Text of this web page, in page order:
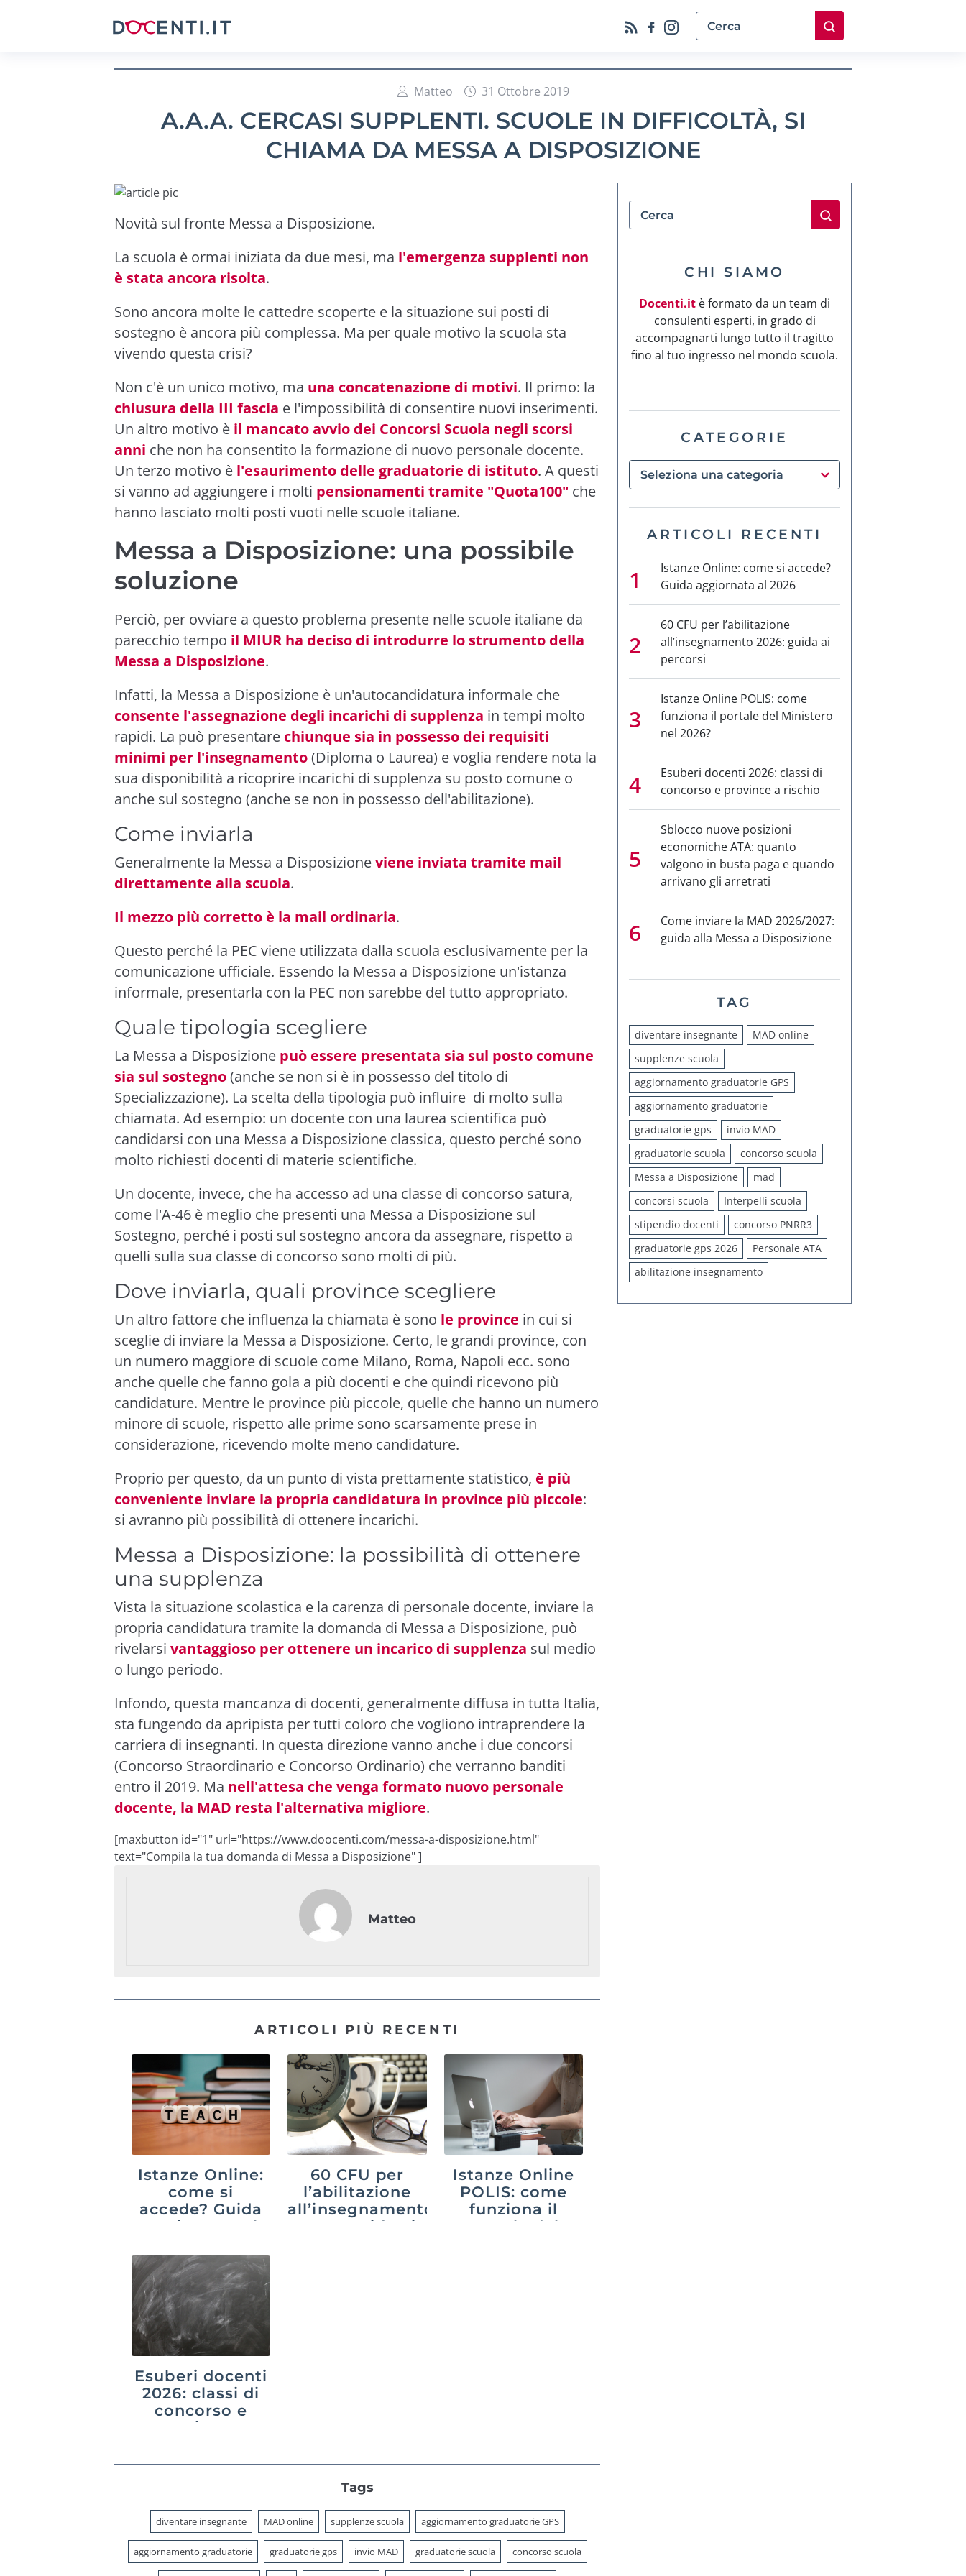
Matteo 31 Ottobre 2019
A.A.A. CERCASI SUPPLENTI. SCUOLE IN DIFFICOLTÀ, SI
CHIAMA DA MESSA A DISPOSIZIONE
Novità sul fronte Messa a Disposizione.
La scuola è ormai iniziata da due mesi, ma l'emergenza supplenti non
è stata ancora risolta.
Sono ancora molte le cattedre scoperte e la situazione sui posti di
sostegno è ancora più complessa. Ma per quale motivo la scuola sta
vivendo questa crisi?
Non c'è un unico motivo, ma una concatenazione di motivi. Il primo: la
chiusura della III fascia e l'impossibilità di consentire nuovi inserimenti.
Un altro motivo è il mancato avvio dei Concorsi Scuola negli scorsi
anni che non ha consentito la formazione di nuovo personale docente.
Un terzo motivo è l'esaurimento delle graduatorie di istituto. A questi
si vanno ad aggiungere i molti pensionamenti tramite "Quota100" che
hanno lasciato molti posti vuoti nelle scuole italiane.
Messa a Disposizione: una possibile
soluzione
Perciò, per ovviare a questo problema presente nelle scuole italiane da
parecchio tempo il MIUR ha deciso di introdurre lo strumento della
Messa a Disposizione.
Infatti, la Messa a Disposizione è un'autocandidatura informale che
consente l'assegnazione degli incarichi di supplenza in tempi molto
rapidi. La può presentare chiunque sia in possesso dei requisiti
minimi per l'insegnamento(Diploma o Laurea) e voglia rendere nota la
sua disponibilità a ricoprire incarichi di supplenza su posto comune o
anche sul sostegno (anche se non in possesso dell'abilitazione).
Come inviarla
Generalmente la Messa a Disposizioneviene inviata tramite mail
direttamente alla scuola.
Il mezzo più corretto è la mail ordinaria.
Questo perché la PEC viene utilizzata dalla scuola esclusivamente per la
comunicazione ufficiale. Essendo la Messa a Disposizione un'istanza
informale, presentarla con la PEC non sarebbe del tutto appropriato.
Quale tipologia scegliere
La Messa a Disposizione può essere presentata sia sul posto comune
sia sul sostegno(anche se non si è in possesso del titolo di
Specializzazione). La scelta della tipologia può influire di molto sulla
chiamata. Ad esempio: un docente con una laurea scientifica può
candidarsi con una Messa a Disposizione classica, questo perché sono
molto richiesti docenti di materie scientifiche.
Un docente, invece, che ha accesso ad una classe di concorso satura,
come l'A-46 è meglio che presenti una Messa a Disposizione sul
Sostegno, perché i posti sul sostegno ancora da assegnare, rispetto a
quelli sulla sua classe di concorso sono molti di più.
Dove inviarla, quali province scegliere
Un altro fattore che influenza la chiamata è sono le province in cui si
sceglie di inviare la Messa a Disposizione. Certo, le grandi province, con
un numero maggiore di scuole come Milano, Roma, Napoli ecc. sono
anche quelle che fanno gola a più docenti e che quindi ricevono più
candidature. Mentre le province più piccole, quelle che hanno un numero
minore di scuole, rispetto alle prime sono scarsamente prese in
considerazione, ricevendo molte meno candidature.
Proprio per questo, da un punto di vista prettamente statistico, è più
conveniente inviare la propria candidatura in province più piccole:
si avranno più possibilità di ottenere incarichi.
Messa a Disposizione: la possibilità di ottenere
una supplenza
Vista la situazione scolastica e la carenza di personale docente, inviare la
propria candidatura tramite la domanda di Messa a Disposizione, può
rivelarsi vantaggioso per ottenere un incarico di supplenza sul medio
o lungo periodo.
Infondo, questa mancanza di docenti, generalmente diffusa in tutta Italia,
sta fungendo da apripista per tutti coloro che vogliono intraprendere la
carriera di insegnanti. In questa direzione vanno anche i due concorsi
(Concorso Straordinario e Concorso Ordinario) che verranno banditi
entro il 2019. Ma nell'attesa che venga formato nuovo personale
docente, la MAD resta l'alternativa migliore.
[maxbutton id="1" url="https://www.doocenti.com/messa-a-disposizione.html"
text="Compila la tua domanda di Messa a Disposizione" ]
Matteo
ARTICOLI PIÙ RECENTI
Istanze Online:
come si
accede? Guida
aggiornata al
60 CFU per
l’abilitazione
all’insegnamento
2026: guida ai
Istanze Online
POLIS: come
funziona il
portale del
Esuberi docenti
2026: classi di
concorso e
province a
Tags
diventare insegnante MAD online supplenze scuola aggiornamento graduatorie GPS
aggiornamento graduatorie graduatorie gps invio MAD graduatorie scuola concorso scuola
CHI SIAMO
Docenti.it è formato da un team di
consulenti esperti, in grado di
accompagnarti lungo tutto il tragitto
fino al tuo ingresso nel mondo scuola.
CATEGORIE
ARTICOLI RECENTI
Istanze Online: come si accede?
Guida aggiornata al 2026
60 CFU per l’abilitazione
all’insegnamento 2026: guida ai
percorsi
Istanze Online POLIS: come
funziona il portale del Ministero
nel 2026?
Esuberi docenti 2026: classi di
concorso e province a rischio
Sblocco nuove posizioni
economiche ATA: quanto
valgono in busta paga e quando
arrivano gli arretrati
Come inviare la MAD 2026/2027:
guida alla Messa a Disposizione
TAG
diventare insegnante
MAD online
supplenze scuola
aggiornamento graduatorie GPS
aggiornamento graduatorie
graduatorie gps
invio MAD
graduatorie scuola
concorso scuola
Messa a Disposizione
mad
concorsi scuola
Interpelli scuola
stipendio docenti
concorso PNRR3
graduatorie gps 2026
Personale ATA
abilitazione insegnamento